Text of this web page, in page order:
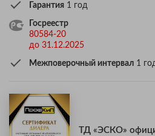
Гарантия 1 год
Госреестр
80584-20
до 31.12.2025
Межповерочный интервал 1
ТД «ЭСКО»